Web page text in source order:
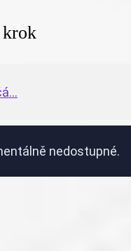
krok
nedostupné.